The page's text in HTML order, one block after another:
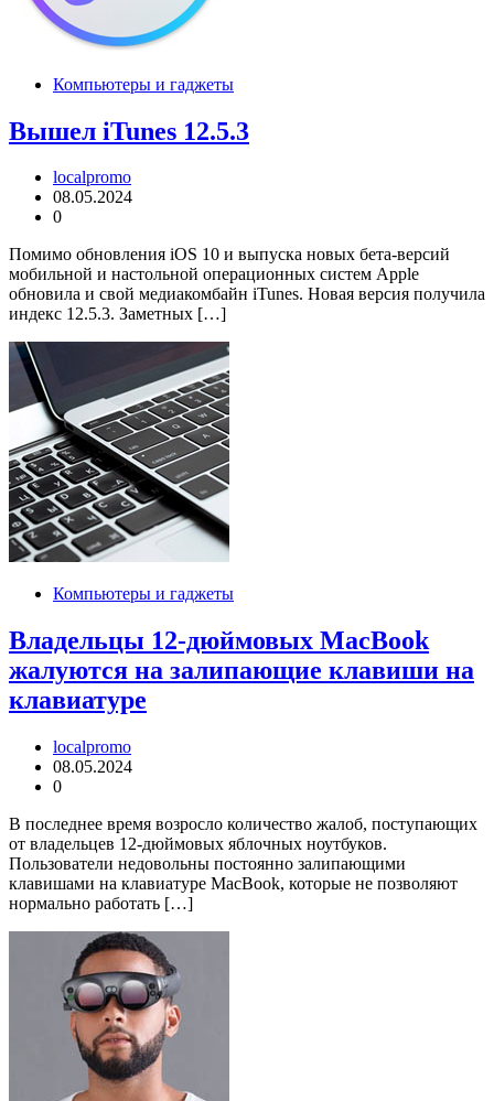
Компьютеры и гаджеты
Вышел iTunes 12.5.3
localpromo
08.05.2024
0
Помимо обновления iOS 10 и выпуска новых бета-версий
мобильной и настольной операционных систем Apple
обновила и свой медиакомбайн iTunes. Новая версия получила
индекс 12.5.3. Заметных […]
Компьютеры и гаджеты
Владельцы 12-дюймовых MacBook
жалуются на залипающие клавиши на
клавиатуре
localpromo
08.05.2024
0
В последнее время возросло количество жалоб, поступающих
от владельцев 12-дюймовых яблочных ноутбуков.
Пользователи недовольны постоянно залипающими
клавишами на клавиатуре MacBook, которые не позволяют
нормально работать […]